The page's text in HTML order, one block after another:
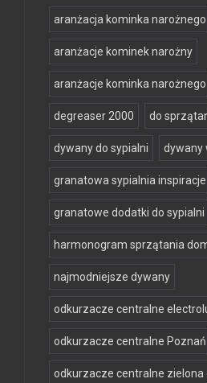
aranżacja kominka narożnego
aranżacje kominek narożny
aranżacje kominka narożnego
degreaser 2000 do
dywany do sypialni dywany
granatowa sypialnia inspiracje
granatowe dodatki do sypialni
harmonogram sprzątania
najmodniejsze dywany
odkurzacze centralne
odkurzacze centralne Poznań
odkurzacze centralne zielona